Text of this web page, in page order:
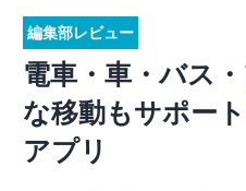
編集部レビュー
電車・車・バス
な移動もサポー
アプリ